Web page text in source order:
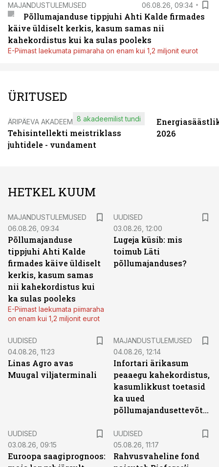
MAJANDUSTULEMUSED 06.08.26, 09:34
Põllumajanduse tippjuhi Ahti Kalde firmades
käive üldiselt kerkis, kasum samas nii
kahekordistus kui ka sulas pooleks
E-Piimast laekumata piimaraha on enam kui 1,2 miljonit eurot
ÜRITUSED
ÄRIPÄEVA AKADEEMIA
Tehisintellekti meistriklass
juhtidele - vundament
8 akadeemilist tundi
2026
HETKEL KUUM
MAJANDUSTULEMUSED
06.08.26, 09:34
Põllumajanduse
tippjuhi Ahti Kalde
firmades käive üldiselt
kerkis, kasum samas
nii kahekordistus kui
ka sulas pooleks
E-Piimast laekumata piimaraha
on enam kui 1,2 miljonit eurot
UUDISED
03.08.26, 12:00
Lugeja küsib: mis
toimub Läti
põllumajanduses?
UUDISED
04.08.26, 11:23
Linas Agro avas
Muugal viljaterminali
MAJANDUSTULEMUSED
04.08.26, 12:14
Infortari ärikasum
peaaegu kahekordistus,
kasumlikkust toetasid
ka uued
põllumajandusettevõtted
UUDISED
03.08.26, 09:15
Euroopa saagiprognoos:
UUDISED
05.08.26, 11:17
Rahvusvaheline fond